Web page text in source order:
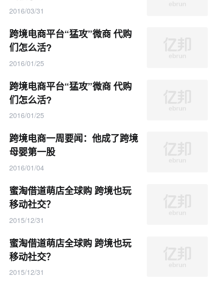
2016/03/31
跨境电商平台“猛攻”微商 代购
们怎么活?
2016/01/25
跨境电商平台“猛攻”微商 代购
们怎么活?
2016/01/25
跨境电商一周要闻：他成了跨境
母婴第一股
2016/01/04
蜜淘借道萌店全球购 跨境也玩
移动社交？
2015/12/31
蜜淘借道萌店全球购 跨境也玩
移动社交？
2015/12/31